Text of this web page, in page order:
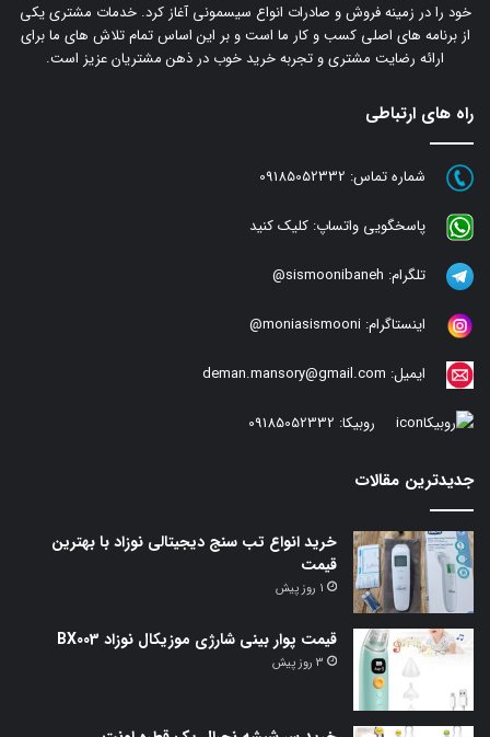
خود را در زمینه فروش و صادرات انواع سیسمونی آغاز کرد. خدمات مشتری یکی
از برنامه های اصلی کسب و کار ما است و بر این اساس تمام تلاش های ما برای
ارائه رضایت مشتری و تجربه خرید خوب در ذهن مشتریان عزیز است.
راه های ارتباطی
شماره تماس: 09185052332
پاسخگویی واتساپ: کلیک کنید
تلگرام: sismoonibaneh@
اینستاگرام: moniasismooni@
ایمیل: deman.mansory@gmail.com
روبیکا: 09185052332
جدیدترین مقالات
خرید انواع تب سنج دیجیتالی نوزاد با بهترین
قیمت
1 روز پیش
قیمت پوار بینی شارژی موزیکال نوزاد BX003
3 روز پیش